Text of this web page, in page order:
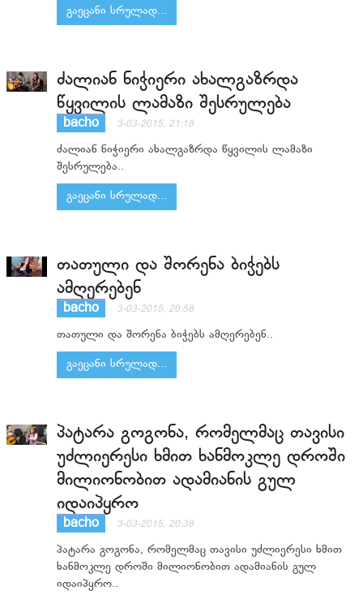
გაეცანი სრულად...
ძალიან ნიჭიერი ახალგაზრდა
წყვილის ლამაზი შესრულება
bacho 3-03-2015, 21:18
ძალიან ნიჭიერი ახალგაზრდა წყვილის ლამაზი
შესრულება..
გაეცანი სრულად...
თათული და შორენა ბიჭებს
ამღერებენ
bacho 3-03-2015, 20:58
თათული და შორენა ბიჭებს ამღერებენ..
გაეცანი სრულად...
პატარა გოგონა, რომელმაც თავისი
უძლიერესი ხმით ხანმოკლე დროში
მილიონობით ადამიანის გულ
იდაიპყრო
bacho 3-03-2015, 20:38
პატარა გოგონა, რომელმაც თავისი უძლიერესი ხმით
ხანმოკლე დროში მილიონობით ადამიანის გულ
იდაიპყრო..